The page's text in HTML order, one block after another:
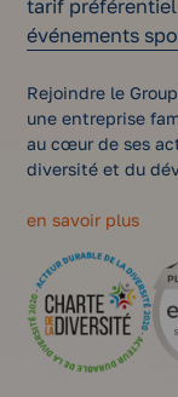
tarif
événements
Rejoindre le
une entreprise
au cœur de ses
diversité et du
en savoir plus